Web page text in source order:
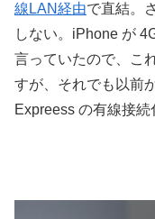
線LAN経由で直結。
しない。iPhone が
言っていたので、こ
すが、それでも以前
Expreess の有線接続